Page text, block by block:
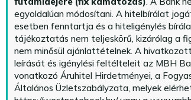
egyoldalúan módosítani. A hitelbírálat
esetben fenntartja és a hiteligénylés
tájékoztatás nem teljeskörű, kizárólag a
nem minősül ajánlattételnek. A
leírását és igénylési feltélteleit az MBH
vonatkozó Áruhitel Hirdetményei, a
Általános Üzletszabályzata, melyek